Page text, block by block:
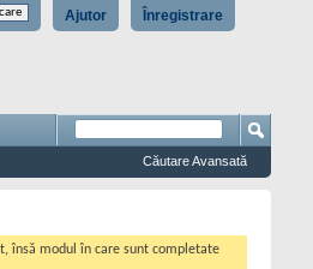
Înregistrare
Ajutor
Căutare Avansată
însă modul în care sunt completate